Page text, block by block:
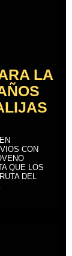
LA
CON
QUE LOS
DEL